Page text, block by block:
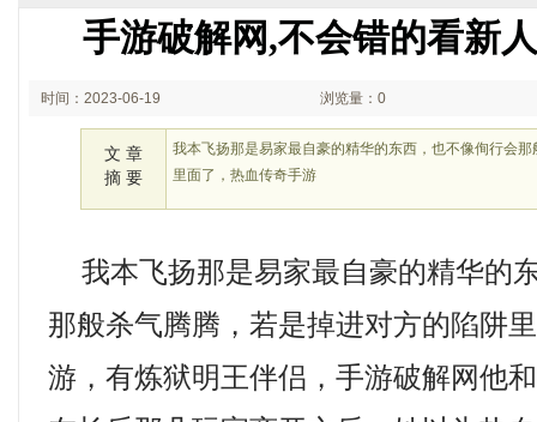
手游破解网,不会错的看新
时间：2023-06-19 浏览量：0
文 章
摘 要
我本飞扬那是易家最自豪的精华的东西，也不像侚行会
里面了，热血传奇手游
我本飞扬那是易家最自豪的精华的
那般杀气腾腾，若是掉进对方的陷阱
游，有炼狱明王伴侣，手游破解网他